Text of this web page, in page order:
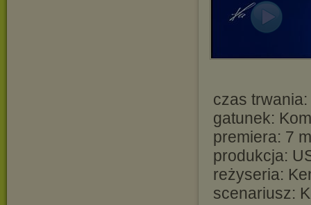
czas
gatunek:
premiera: 7
produkcja:
reżyseria:
scenariusz: